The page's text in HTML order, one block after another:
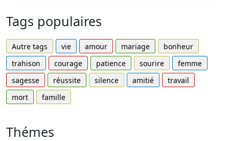
Tags populaires
Autre tags vie amour mariage
bonheur
trahison
courage patience sourire
femme
sagesse
réussite silence amitié
travail
mort
famille
Thémes